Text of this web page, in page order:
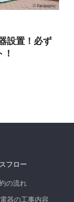
設置！必ず
フロー
の流れ
器の工事内容